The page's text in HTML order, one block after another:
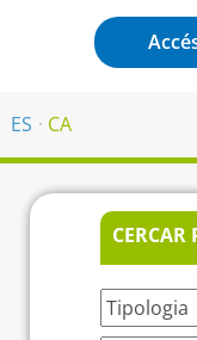
ES CA
CERCAR